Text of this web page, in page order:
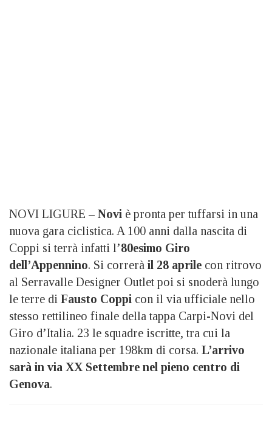
NOVI LIGURE – Novi è pronta per tuffarsi in una
nuova gara ciclistica. A 100 anni dalla nascita di
Coppi si terrà infatti l’80esimo Giro
dell’Appennino. Si correrà il 28 aprile con ritrovo
al Serravalle Designer Outlet poi si snoderà lungo
le terre di Fausto Coppi con il via ufficiale nello
stesso rettilineo finale della tappa Carpi-Novi del
Giro d’Italia. 23 le squadre iscritte, tra cui la
nazionale italiana per 198km di corsa. L’arrivo
sarà in via XX Settembre nel pieno centro di
Genova.